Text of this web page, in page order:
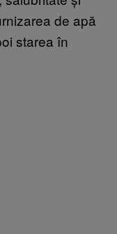
de apă
starea în